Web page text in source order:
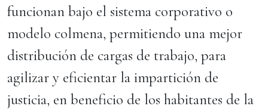
funcionan bajo el sistema corporativo o
modelo colmena, permitiendo una mejor
distribución de cargas de trabajo, para
agilizar y eficientar la impartición de
justicia, en beneficio de los habitantes de la